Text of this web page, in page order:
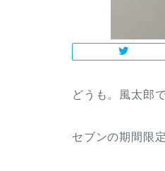
どうも。風太郎で
セブンの期間限